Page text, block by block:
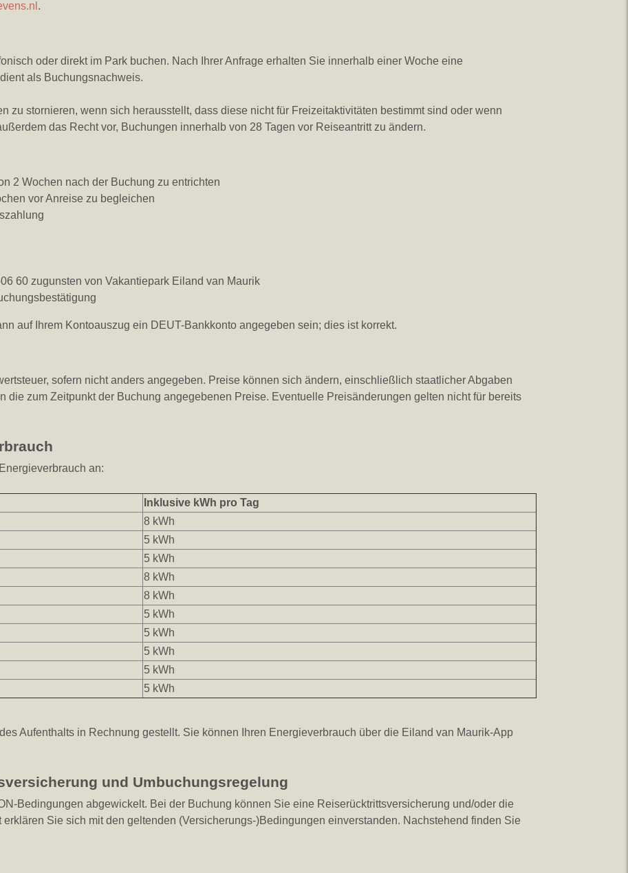
.
oder direkt im Park buchen. Nach Ihrer Anfrage erhalten Sie innerhalb einer Woche eine
als Buchungsnachweis.
zu stornieren, wenn sich herausstellt, dass diese nicht für Freizeitaktivitäten bestimmt sind oder wenn
das Recht vor, Buchungen innerhalb von 28 Tagen vor Reiseantritt zu ändern.
2 Wochen nach der Buchung zu entrichten
vor Anreise zu begleichen
60 zugunsten von Vakantiepark Eiland van Maurik
auf Ihrem Kontoauszug ein DEUT-Bankkonto angegeben sein; dies ist korrekt.
sofern nicht anders angegeben. Preise können sich ändern, einschließlich staatlicher Abgaben
die zum Zeitpunkt der Buchung angegebenen Preise. Eventuelle Preisänderungen gelten nicht für bereits
an:
Inklusive kWh pro Tag
8 kWh
5 kWh
5 kWh
8 kWh
8 kWh
5 kWh
5 kWh
5 kWh
5 kWh
5 kWh
Aufenthalts in Rechnung gestellt. Sie können Ihren Energieverbrauch über die Eiland van Maurik-App
und Umbuchungsregelung
Bedingungen abgewickelt. Bei der Buchung können Sie eine Reiserücktrittsversicherung und/oder die
Sie sich mit den geltenden (Versicherungs-)Bedingungen einverstanden. Nachstehend finden Sie